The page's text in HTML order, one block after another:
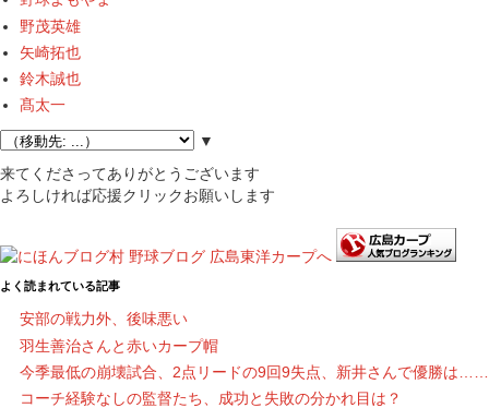
野茂英雄
矢崎拓也
鈴木誠也
髙太一
▼
来てくださってありがとうございます
よろしければ応援クリックお願いします
よく読まれている記事
安部の戦力外、後味悪い
羽生善治さんと赤いカープ帽
今季最低の崩壊試合、2点リードの9回9失点、新井さんで優勝は……
コーチ経験なしの監督たち、成功と失敗の分かれ目は？